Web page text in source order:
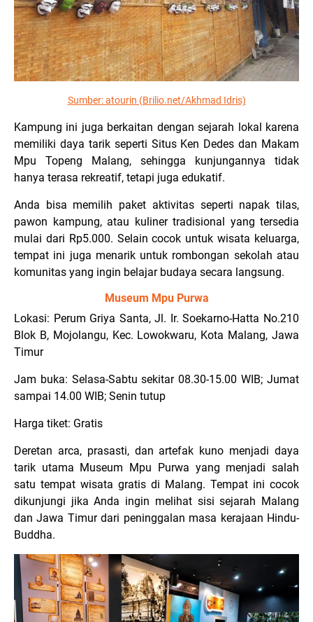
Sumber:atourin (Brilio.net/Akhmad Idris)
Kampung ini juga berkaitan dengan sejarah lokal karena
memiliki daya tarik seperti Situs Ken Dedes dan Makam
Mpu Topeng Malang, sehingga kunjungannya tidak
hanya terasa rekreatif, tetapi juga edukatif.
Anda bisa memilih paket aktivitas seperti napak tilas,
pawon kampung, atau kuliner tradisional yang tersedia
mulai dari Rp5.000. Selain cocok untuk wisata keluarga,
tempat ini juga menarik untuk rombongan sekolah atau
komunitas yang ingin belajar budaya secara langsung.
Museum Mpu Purwa
Lokasi: Perum Griya Santa, Jl. Ir. Soekarno-Hatta No.210
Blok B, Mojolangu, Kec. Lowokwaru, Kota Malang, Jawa
Timur
Jam buka: Selasa-Sabtu sekitar 08.30-15.00 WIB; Jumat
sampai 14.00 WIB; Senin tutup
Harga tiket: Gratis
Deretan arca, prasasti, dan artefak kuno menjadi daya
tarik utama Museum Mpu Purwa yang menjadi salah
satu tempat wisata gratis di Malang. Tempat ini cocok
dikunjungi jika Anda ingin melihat sisi sejarah Malang
dan Jawa Timur dari peninggalan masa kerajaan Hindu-
Buddha.